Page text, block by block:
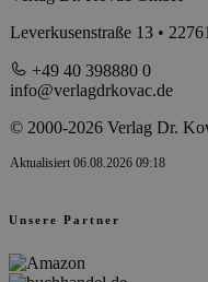
Leverkusenstraße 13 •
+49 40 398880 0
info@verlagdrkovac.de
© 2000-2026 Verlag Dr.
Aktualisiert 06.08.2026 09:18
Unsere Partner